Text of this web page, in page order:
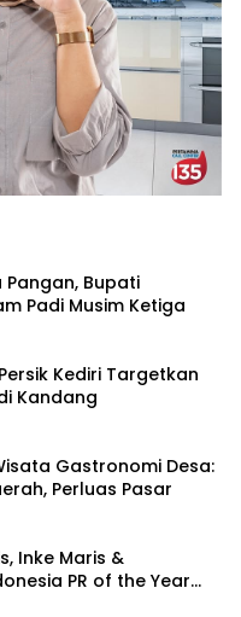
Bupati
Padi Musim Ketiga
Kediri Targetkan
Kandang
Gastronomi Desa:
Perluas Pasar
Inke Maris &
PR of the Year